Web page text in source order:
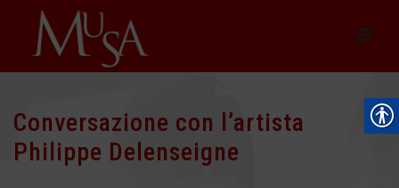
Conversazione con l’artista
Philippe Delenseigne